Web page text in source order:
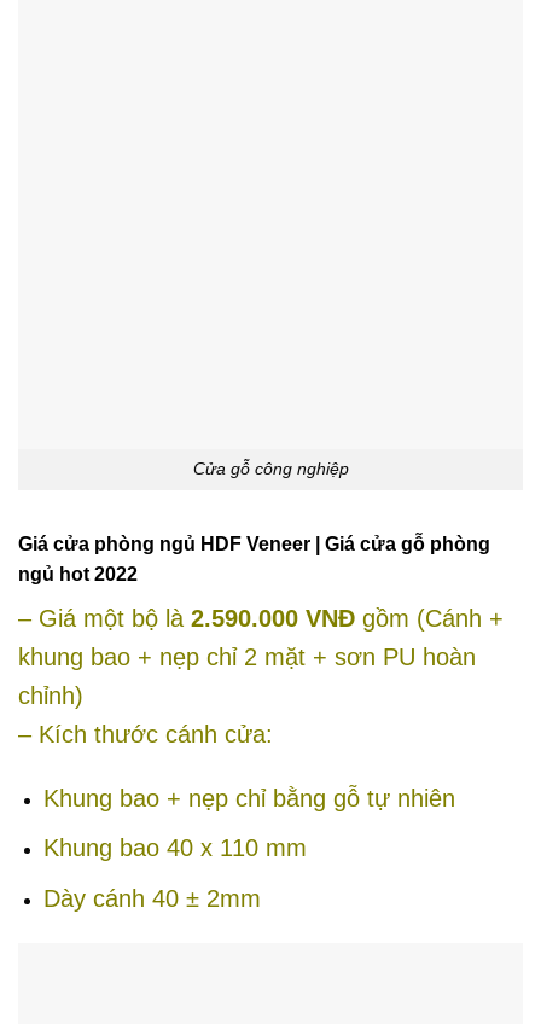
Cửa gỗ công nghiệp
Giá cửa phòng ngủ HDF Veneer | Giá cửa gỗ phòng
ngủ hot 2022
– Giá một bộ là 2.590.000 VNĐ gồm (Cánh +
khung bao + nẹp chỉ 2 mặt + sơn PU hoàn
chỉnh)
– Kích thước cánh cửa:
Khung bao + nẹp chỉ bằng gỗ tự nhiên
Khung bao 40 x 110 mm
Dày cánh 40 ± 2mm